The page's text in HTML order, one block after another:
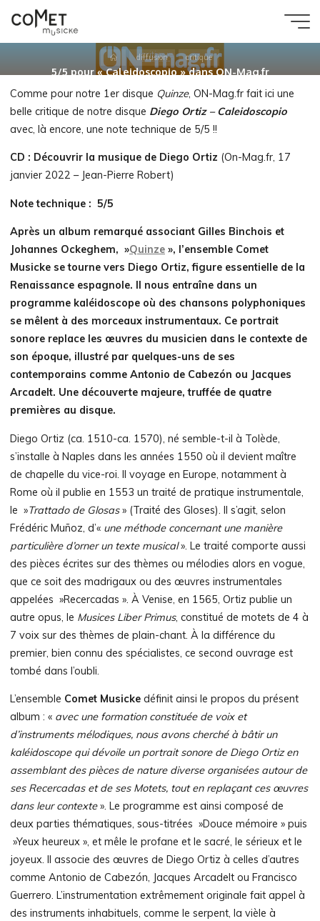
contenu
Musickecritique
5/5 pour « Caleidoscopio » dans ON-Mag.fr
Accueildiffusion critique
Comme pour notre 1er disque Quinze, ON-Mag.fr fait ici une
belle critique de notre disque Diego Ortiz – Caleidoscopio
avec, là encore, une note technique de 5/5 !!
CD : Découvrir la musique de Diego Ortiz (On-Mag.fr, 17
janvier 2022 – Jean-Pierre Robert)
Note technique : 5/5
Après un album remarqué associant Gilles Binchois et
Johannes Ockeghem, »Quinze », l’ensemble Comet
Musicke se tourne vers Diego Ortiz, figure essentielle de la
Renaissance espagnole. Il nous entraîne dans un
programme kaléidoscope où des chansons polyphoniques
se mêlent à des morceaux instrumentaux. Ce portrait
sonore replace les œuvres du musicien dans le contexte de
son époque, illustré par quelques-uns de ses
contemporains comme Antonio de Cabezón ou Jacques
Arcadelt. Une découverte majeure, truffée de quatre
premières au disque.
Diego Ortiz (ca. 1510-ca. 1570), né semble-t-il à Tolède,
s’installe à Naples dans les années 1550 où il devient maître
de chapelle du vice-roi. Il voyage en Europe, notamment à
Rome où il publie en 1553 un traité de pratique instrumentale,
le »Trattado de Glosas» (Traité des Gloses). Il s’agit, selon
Frédéric Muñoz, d’« une méthode concernant une manière
particulière d’orner un texte musical». Le traité comporte aussi
des pièces écrites sur des thèmes ou mélodies alors en vogue,
que ce soit des madrigaux ou des œuvres instrumentales
appelées »Recercadas ». À Venise, en 1565, Ortiz publie un
autre opus, le Musices Liber Primus, constitué de motets de 4 à
7 voix sur des thèmes de plain-chant. À la différence du
premier, bien connu des spécialistes, ce second ouvrage est
tombé dans l’oubli.
L’ensemble Comet Musicke définit ainsi le propos du présent
album : « avec une formation constituée de voix et
d’instruments mélodiques, nous avons cherché à bâtir un
kaléidoscope qui dévoile un portrait sonore de Diego Ortiz en
assemblant des pièces de nature diverse organisées autour de
ses Recercadas et de ses Motets, tout en replaçant ces œuvres
dans leur contexte». Le programme est ainsi composé de
deux parties thématiques, sous-titrées »Douce mémoire » puis
»Yeux heureux », et mêle le profane et le sacré, le sérieux et le
joyeux. Il associe des œuvres de Diego Ortiz à celles d’autres
comme Antonio de Cabezón, Jacques Arcadelt ou Francisco
Guerrero. L’instrumentation extrêmement originale fait appel à
des instruments inhabituels, comme le serpent, la vièle à